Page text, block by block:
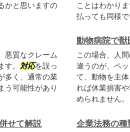
かと思いますの
ことはわかり
払っても同様
悪質なクレーム
。 対応を誤っ
多く、通常の業
う可能性があり
動物病院で獣
この場合、人
違うのが、ペ
て、動物を主
れば休業損害
められません
せて解説 企業法務の